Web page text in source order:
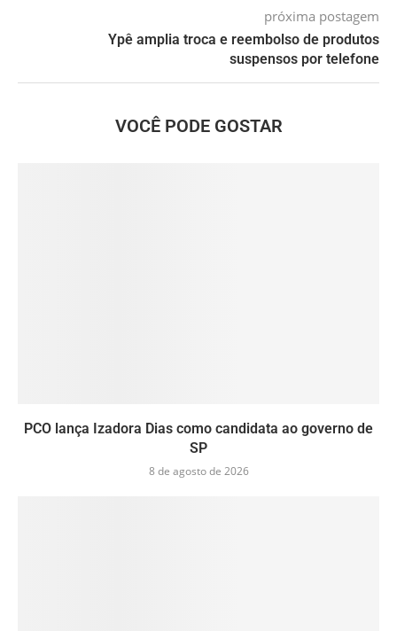
próxima postagem
Ypê amplia troca e reembolso de produtos
suspensos por telefone
VOCÊ PODE GOSTAR
PCO lança Izadora Dias como candidata ao governo de
SP
8 de agosto de 2026